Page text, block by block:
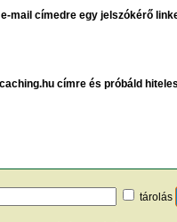
mail címedre egy jelszókérő
címre és próbáld
tárolás